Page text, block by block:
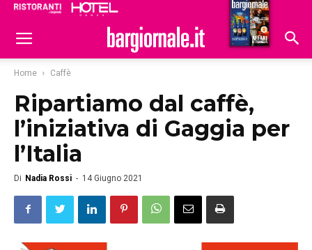
Hoteldomani
Home Caffè
Ripartiamo dal caffè,
l’iniziativa di Gaggia per
l’Italia
Di Nadia Rossi - 14 Giugno 2021